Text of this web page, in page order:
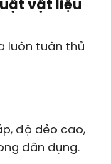
vật liệu
luôn tuân thủ
độ dẻo cao,
dân dụng.